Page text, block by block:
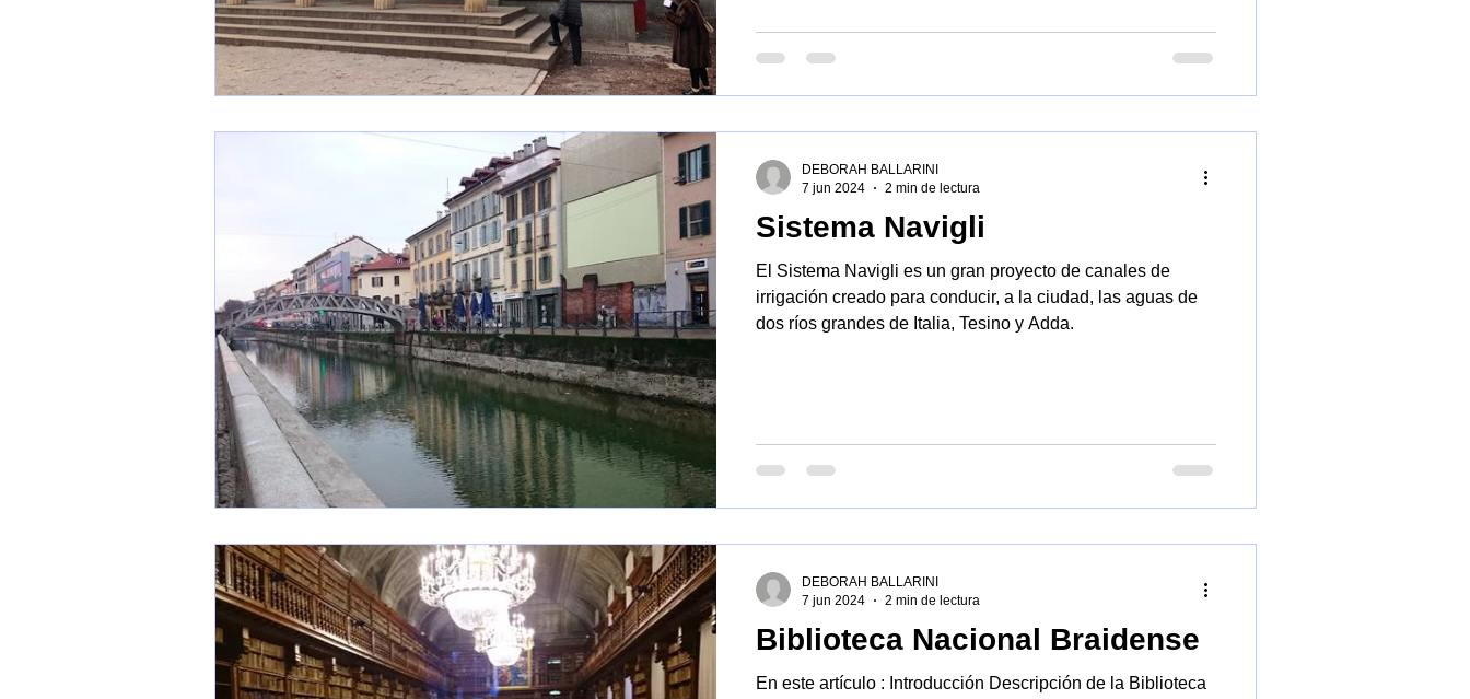
Sistema Navigli
El Sistema Navigli es un gran proyecto de canales de
irrigación creado para conducir, a la ciudad, las aguas de
dos ríos grandes de Italia, Tesino y Adda.
DEBORAH BALLARINI
7 jun 2024
2 min de lectura
Biblioteca Nacional Braidense
En este artículo : Introducción Descripción de la Biblioteca
DEBORAH BALLARINI
7 jun 2024
2 min de lectura